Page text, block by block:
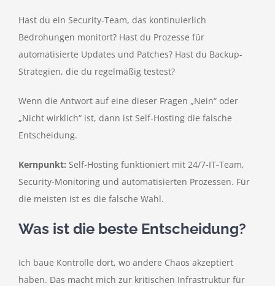
Hast du ein Security-Team, das kontinuierlich
Bedrohungen monitort? Hast du Prozesse für
automatisierte Updates und Patches? Hast du Backup-
Strategien, die du regelmäßig testest?
Wenn die Antwort auf eine dieser Fragen „Nein“ oder
„Nicht wirklich“ ist, dann ist Self-Hosting die falsche
Entscheidung.
Kernpunkt: Self-Hosting funktioniert mit 24/7-IT-Team,
Security-Monitoring und automatisierten Prozessen. Für
die meisten ist es die falsche Wahl.
Was ist die beste Entscheidung?
Ich baue Kontrolle dort, wo andere Chaos akzeptiert
haben. Das macht mich zur kritischen Infrastruktur für